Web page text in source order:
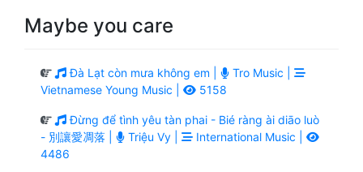
Maybe you care
Đà Lạt còn mưa không em |
Tro Music |
Vietnamese Young Music |
5158
Đừng để tình yêu tàn phai - Bié ràng ài diāo luò
- 別讓愛凋落 |
Triệu Vy |
International Music |
4486